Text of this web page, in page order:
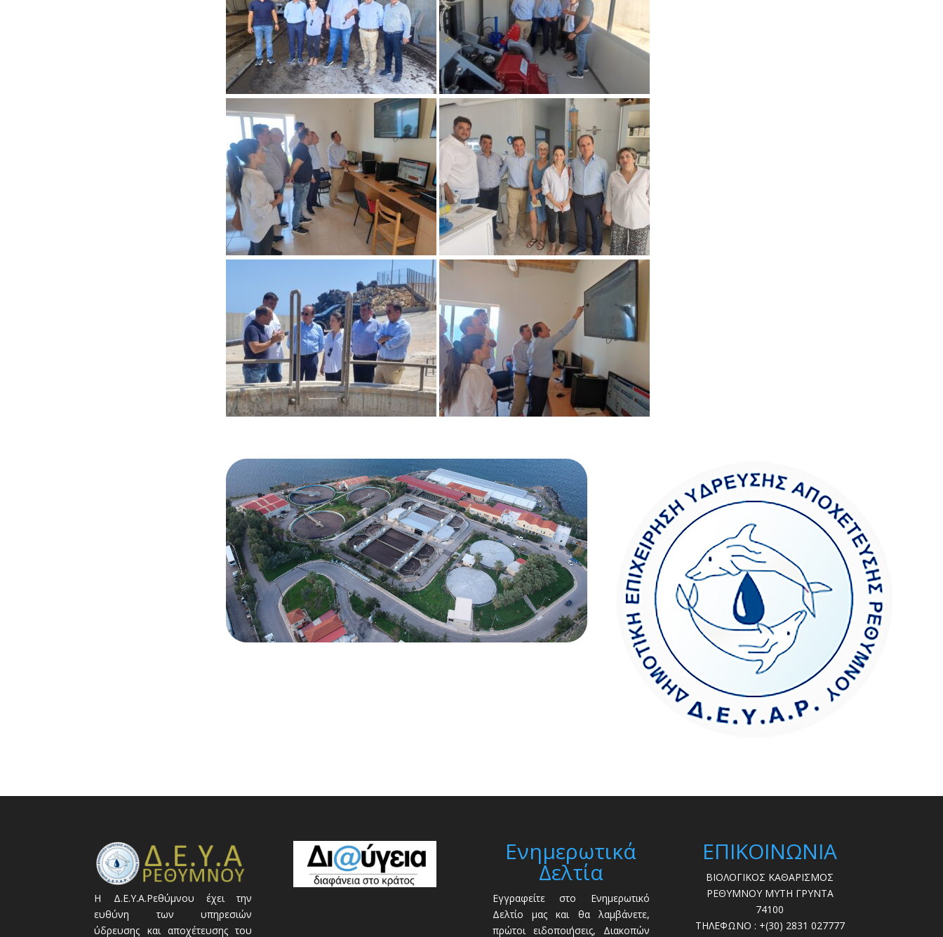
Η Δ.Ε.Υ.Α.Ρεθύμνου έχει την
ευθύνη των υπηρεσιών
ύδρευσης και αποχέτευσης του
Ενημερωτικά
Δελτία
Εγγραφείτε στο Ενημερωτικό
Δελτίο μας και θα λαμβάνετε,
πρώτοι ειδοποιήσεις, Διακοπών
ΕΠΙΚΟΙΝΩΝΙΑ
ΒΙΟΛΟΓΙΚΟΣ ΚΑΘΑΡΙΣΜΟΣ
ΡΕΘΥΜΝΟΥ ΜΥΤΗ ΓΡΥΝΤΑ
74100
ΤΗΛΕΦΩΝΟ : +(30) 2831 027777